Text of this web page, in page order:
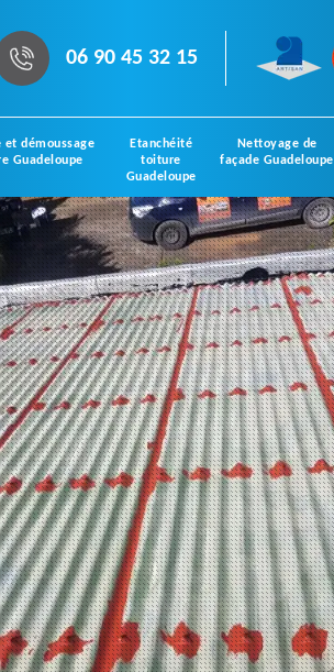
06 90 45 32 15
et démoussage
Guadeloupe
Etanchéité
toiture
Guadeloupe
Nettoyage de
façade Guadeloupe